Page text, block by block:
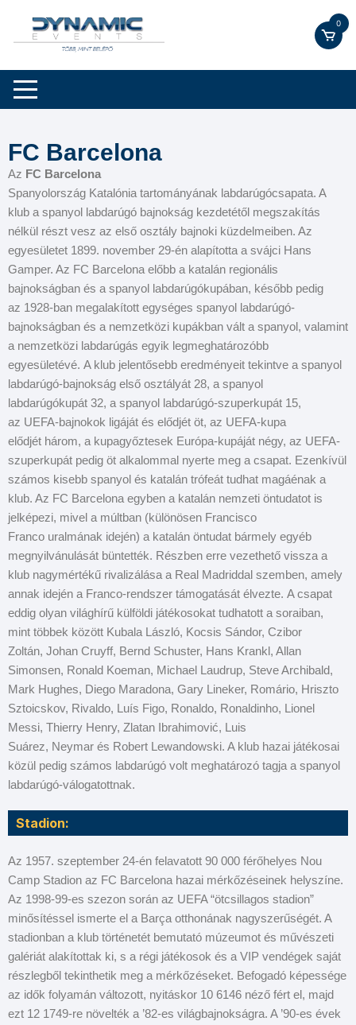
0
FC Barcelona
Az FC Barcelona
Spanyolország Katalónia tartományának labdarúgócsapata. A
klub a spanyol labdarúgó bajnokság kezdetétől megszakítás
nélkül részt vesz az első osztály bajnoki küzdelmeiben. Az
egyesületet 1899. november 29-én alapította a svájci Hans
Gamper. Az FC Barcelona előbb a katalán regionális
bajnokságban és a spanyol labdarúgókupában, később pedig
az 1928-ban megalakított egységes spanyol labdarúgó-
bajnokságban és a nemzetközi kupákban vált a spanyol, valamint
a nemzetközi labdarúgás egyik legmeghatározóbb
egyesületévé. A klub jelentősebb eredményeit tekintve a spanyol
labdarúgó-bajnokság első osztályát 28, a spanyol
labdarúgókupát 32, a spanyol labdarúgó-szuperkupát 15,
az UEFA-bajnokok ligáját és elődjét öt, az UEFA-kupa
elődjét három, a kupagyőztesek Európa-kupáját négy, az UEFA-
szuperkupát pedig öt alkalommal nyerte meg a csapat. Ezenkívül
számos kisebb spanyol és katalán trófeát tudhat magáénak a
klub. Az FC Barcelona egyben a katalán nemzeti öntudatot is
jelképezi, mivel a múltban (különösen Francisco
Franco uralmának idején) a katalán öntudat bármely egyéb
megnyilvánulását büntették. Részben erre vezethető vissza a
klub nagymértékű rivalizálása a Real Madriddal szemben, amely
annak idején a Franco-rendszer támogatását élvezte. A csapat
eddig olyan világhírű külföldi játékosokat tudhatott a soraiban,
mint többek között Kubala László, Kocsis Sándor, Czibor
Zoltán, Johan Cruyff, Bernd Schuster, Hans Krankl, Allan
Simonsen, Ronald Koeman, Michael Laudrup, Steve Archibald,
Mark Hughes, Diego Maradona, Gary Lineker, Romário, Hriszto
Sztoicskov, Rivaldo, Luís Figo, Ronaldo, Ronaldinho, Lionel
Messi, Thierry Henry, Zlatan Ibrahimović, Luis
Suárez, Neymar és Robert Lewandowski. A klub hazai játékosai
közül pedig számos labdarúgó volt meghatározó tagja a spanyol
labdarúgó-válogatottnak.
Stadion:
Az 1957. szeptember 24-én felavatott 90 000 férőhelyes Nou
Camp Stadion az FC Barcelona hazai mérkőzéseinek helyszíne.
Az 1998-99-es szezon során az UEFA “ötcsillagos stadion”
minősítéssel ismerte el a Barça otthonának nagyszerűségét. A
stadionban a klub történetét bemutató múzeumot és művészeti
galériát alakítottak ki, s a régi játékosok és a VIP vendégek saját
részlegből tekinthetik meg a mérkőzéseket. Befogadó képessége
az idők folyamán változott, nyitáskor 10 6146 néző fért el, majd
ezt 12 1749-re növelték a ’82-es világbajnokságra. A ’90-es évek